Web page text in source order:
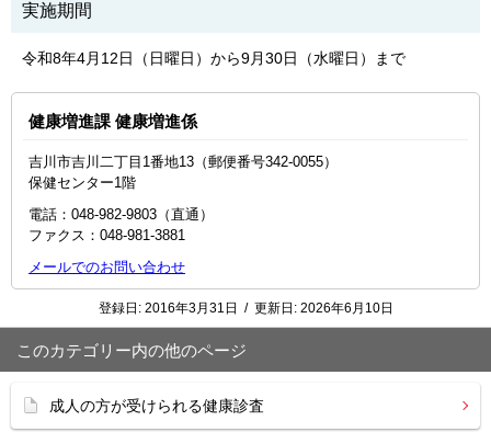
実施期間
令和8年4月12日（日曜日）から9月30日（水曜日）まで
健康増進課 健康増進係
吉川市吉川二丁目1番地13（郵便番号342-0055）
保健センター1階
電話：048-982-9803（直通）
ファクス：048-981-3881
メールでのお問い合わせ
登録日: 2016年3月31日 / 更新日: 2026年6月10日
このカテゴリー内の他のページ
成人の方が受けられる健康診査